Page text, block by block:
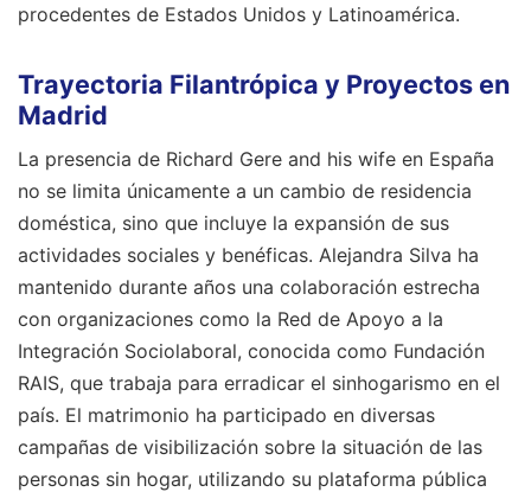
procedentes de Estados Unidos y Latinoamérica.
Trayectoria Filantrópica y Proyectos en
Madrid
La presencia de Richard Gere and his wife en España
no se limita únicamente a un cambio de residencia
doméstica, sino que incluye la expansión de sus
actividades sociales y benéficas. Alejandra Silva ha
mantenido durante años una colaboración estrecha
con organizaciones como la Red de Apoyo a la
Integración Sociolaboral, conocida como Fundación
RAIS, que trabaja para erradicar el sinhogarismo en el
país. El matrimonio ha participado en diversas
campañas de visibilización sobre la situación de las
personas sin hogar, utilizando su plataforma pública